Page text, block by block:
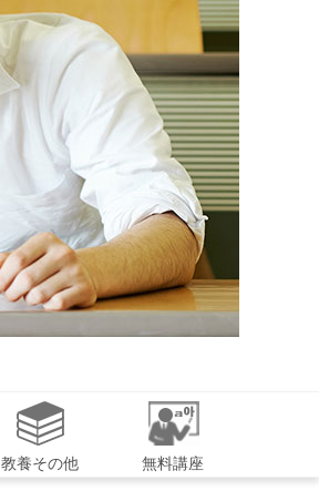
教養その他 無料講座